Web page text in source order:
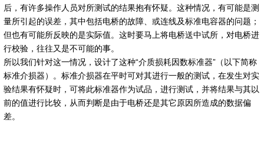
后，有许多操作人员对所测试的结果抱有怀疑。这种情况，有可能是测
量所引起的误差，其中包括电桥的故障、或连线及标准电容器的问题；
但也有可能所反映的是实际值。这时要马上将电桥送中试所，对电桥进
行校验，往往又是不可能的事。
所以我们针对这一情况，设计了这种“介质损耗因数标准器”（以下简称
标准介损器）。标准介损器在平时可对其进行一般的测试，在发生对实
验结果有怀疑时，可将此标准器作为试品，进行测试，并将结果与其以
前的值进行比较，从而判断是由于电桥还是其它原因所造成的数据偏
差。